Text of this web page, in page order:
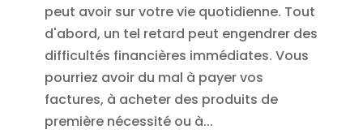
peut avoir sur votre vie quotidienne. Tout
d'abord, un tel retard peut engendrer des
difficultés financières immédiates. Vous
pourriez avoir du mal à payer vos
factures, à acheter des produits de
première nécessité ou à...